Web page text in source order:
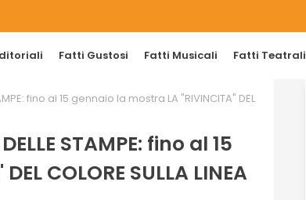
Fatti Gustosi Fatti Musicali Fatti Teatrali
fino al 15 gennaio la mostra LA "RIVINCITA" DEL
STAMPE: fino al 15
COLORE SULLA LINEA